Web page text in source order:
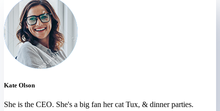
Kate Olson
She is the CEO. She's a big fan her cat Tux, & dinner parties.